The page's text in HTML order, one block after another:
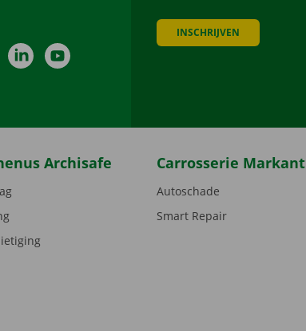
LinkedInYouTube
INSCHRIJVEN
Archisafe Carrosserie Markant
Autoschade
Smart Repair